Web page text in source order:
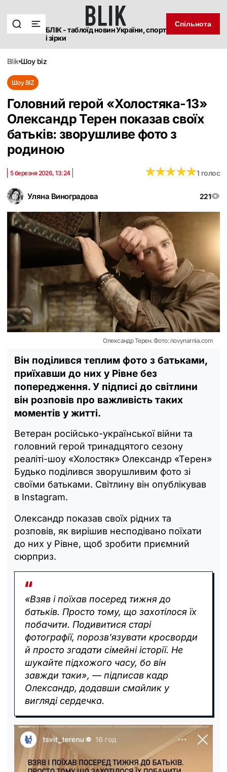
БЛІК - таблоїд новин України, спорт
і зірки
Спільнота
blik шоу biz
Шоу BIZ
Головний герой «Холостяка-13»
Олександр Терен показав своїх
батьків: зворушливе фото з
родиною
Уляна Виноградова 221
5 березня 2026, 13:24 ★★★★★
★★★★★1 голос
Олександр Терен. Фото: novynarnia.com
Він поділився теплим фото з батьками,
приїхавши до них у Рівне без
попередження. У підписі до світлини
він розповів про важливість таких
моментів у житті.
Ветеран російсько-української війни та
головний герой тринадцятого сезону
реаліті-шоу «Холостяк» Олександр «Терен»
Будько поділився зворушливим фото зі
своїми батьками. Світлину він опублікував
в Instagram.
Олександр показав своїх рідних та
розповів, як вирішив несподівано поїхати
до них у Рівне, щоб зробити приємний
сюрприз.
«Взяв і поїхав посеред тижня до
батьків. Просто тому, що захотілося їх
побачити. Подивитися старі
фотографії, порозв'язувати кросворди
й просто згадати сімейні історії. Не
шукайте підхожого часу, бо він
завжди таки», — підписав кадр
Олександр, додавши смайлик у
вигляді сердечка.